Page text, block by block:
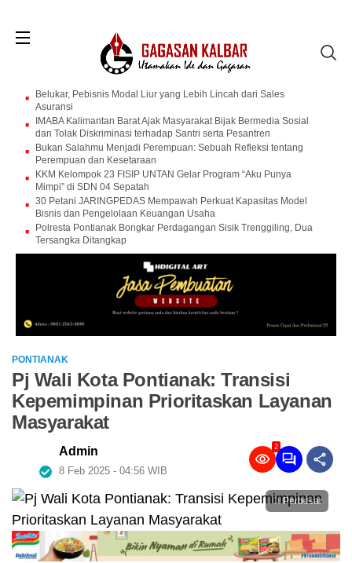
Belukar, Pebisnis Modal Liur yang Lebih Lincah dari Sales
Asuransi
IMABA Kalimantan Barat Ajak Masyarakat Bijak Bermedia Sosial
dan Tolak Diskriminasi terhadap Santri serta Pesantren
Bukan Salahmu Menjadi Perempuan: Sebuah Refleksi tentang
Perempuan dan Kesetaraan
KKM Kelompok 23 FISIP UNTAN Gelar Program “Aku Punya
Mimpi” di SDN 04 Sepatah
30 Petani JARINGPEDAS Mempawah Perkuat Kapasitas Model
Bisnis dan Pengelolaan Keuangan Usaha
Polresta Pontianak Bongkar Perdagangan Sisik Trenggiling, Dua
Tersangka Ditangkap
PONTIANAK
Pj Wali Kota Pontianak: Transisi
Kepemimpinan Prioritaskan Layanan
Masyarakat
Admin
8 Feb 2025 - 04:56 WIB
2
Perbesar